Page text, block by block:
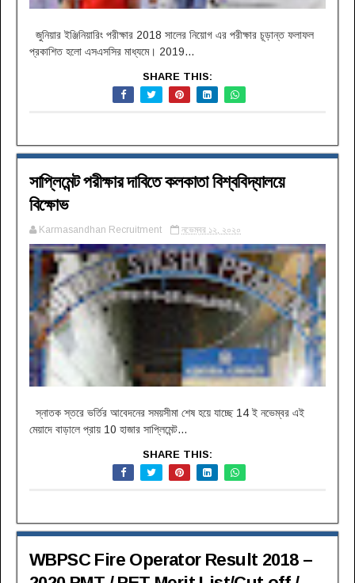
জুনিয়ার ইঞ্জিনিয়ারিং পরীক্ষার 2018 সালের নিয়োগ এর পরীক্ষার চূড়ান্ত ফলাফল
প্রকাশিত হলো এসএসসির মাধ্যমে। 2019...
SHARE THIS:
সাপ্লিমেন্ট পরীক্ষার দাবিতে কলকাতা বিশ্ববিদ্যালয়ে
বিক্ষোভ
Karmasandhan Recruitment নভেম্বর ১২, ২০২০
স্নাতক স্তরে ভর্তির আবেদনের সময়সীমা শেষ হয়ে যাচ্ছে 14 ই নভেম্বর এই
মেয়াদে বাড়ালে প্রায় 10 হাজার সাপ্লিমেন্ট...
SHARE THIS:
WBPSC Fire Operator Result 2018 –